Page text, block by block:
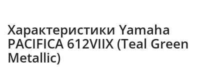
Характеристики Yamaha
PACIFICA 612VIIX (Teal Green
Metallic)